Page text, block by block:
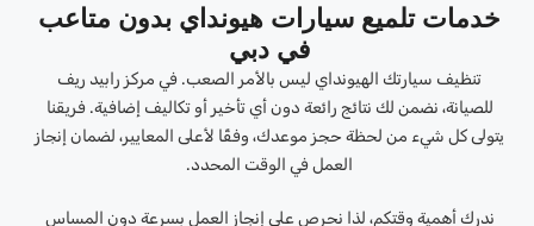
خدمات تلميع سيارات هيونداي بدون متاعب
في دبي
تنظيف سيارتك الهيونداي ليس بالأمر الصعب. في مركز رابيد ريف
للصيانة، نضمن لك نتائج رائعة دون أي تأخير أو تكاليف إضافية. فريقنا
يتولى كل شيء من لحظة حجز موعدك، وفقًا لأعلى المعايير، لضمان إنجاز
العمل في الوقت المحدد.
ندرك أهمية وقتكم، لذا نحرص على إنجاز العمل بسرعة دون المساس